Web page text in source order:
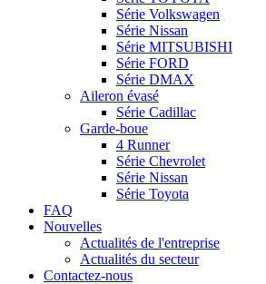
Série Volkswagen
Série Nissan
Série MITSUBISHI
Série FORD
Série DMAX
Aileron évasé
Série Cadillac
Garde-boue
4 Runner
Série Chevrolet
Série Nissan
Série Toyota
FAQ
Nouvelles
Actualités de l'entreprise
Actualités du secteur
Contactez-nous